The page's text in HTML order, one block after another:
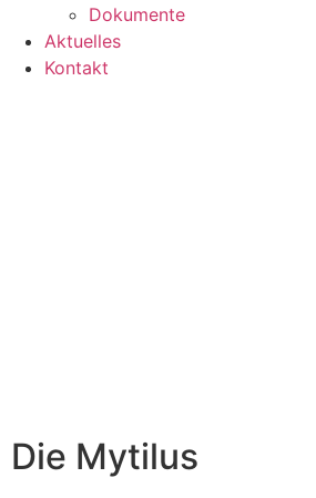
Dokumente
Aktuelles
Kontakt
Die Mytilus